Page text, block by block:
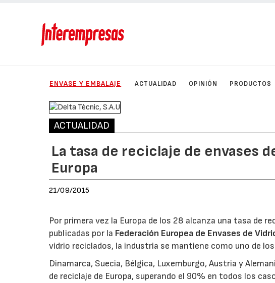
ENVASE Y EMBALAJE ACTUALIDAD OPINIÓN PRODUCTOS
ACTUALIDAD
La tasa de reciclaje de envases
Europa
21/09/2015
Por primera vez la Europa de los 28 alcanza una tasa de
publicadas por la Federación Europea de Envases de
vidrio reciclados, la industria se mantiene como uno de
Dinamarca, Suecia, Bélgica, Luxemburgo, Austria y
de reciclaje de Europa, superando el 90% en todos los